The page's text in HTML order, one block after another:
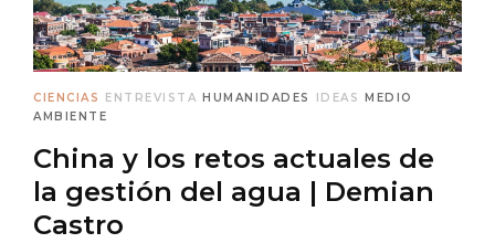
CIENCIAS ENTREVISTA HUMANIDADES IDEAS
MEDIO
AMBIENTE
China y los retos actuales de
la gestión del agua | Demian
Castro